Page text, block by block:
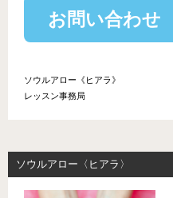
お問い合わせ
ソウルアロー《ヒアラ》
レッスン事務局
ソウルアロー〈ヒアラ〉